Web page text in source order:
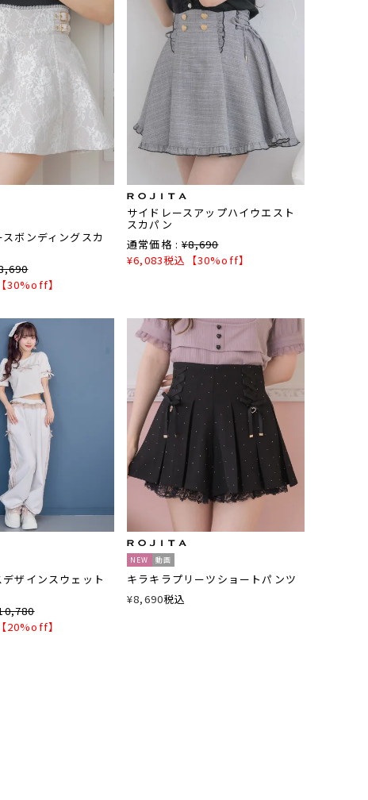
ボンディングスカ
【30%off】
サイドレースアップハイウエスト
スカパン
通常価格 : ¥8,690
¥6,083税込 【30%off】
ザインスウェット
【20%off】
NEW 動画
キラキラプリーツショートパンツ
¥8,690税込